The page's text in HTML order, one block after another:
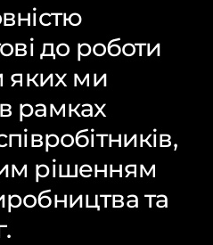
до роботи
яких ми
рамках
рішенням
та